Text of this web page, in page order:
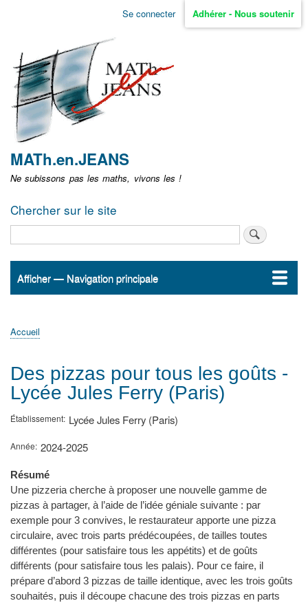
Aller
non
identifié
Se connecter Adhérer - Nous soutenir
MATh.en.JEANS
Ne subissons pas les maths, vivons les !
Chercher sur le site
Navigation
Afficher — Navigation principale
Accueil
ActualitésMATh.en.JEANS ?
Régions et Ateliers
Créer, gérer un atelier
Sujets/Publications
Congrès
d'Ariane
Accueil
Des pizzas pour tous les goûts -
Lycée Jules Ferry (Paris)
Établissement Lycée Jules Ferry (Paris)
Année 2024-2025
Résumé
Une pizzeria cherche à proposer une nouvelle gamme de
pizzas à partager, à l’aide de l’idée géniale suivante : par
exemple pour 3 convives, le restaurateur apporte une pizza
circulaire, avec trois parts prédécoupées, de tailles toutes
différentes (pour satisfaire tous les appétits) et de goûts
différents (pour satisfaire tous les palais). Pour ce faire, il
prépare d’abord 3 pizzas de taille identique, avec les trois goûts
souhaités, puis il découpe chacune des trois pizzas en parts